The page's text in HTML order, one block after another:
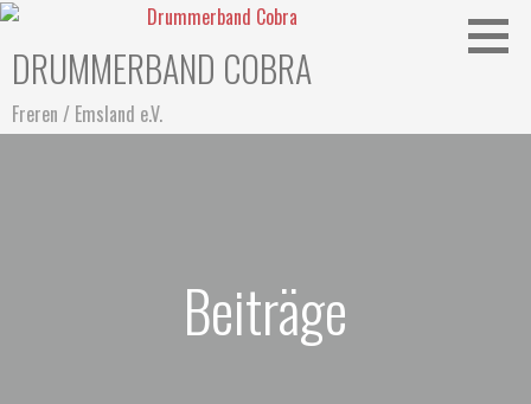
Zum
springen
DRUMMERBAND COBRA
Freren / Emsland e.V.
Beiträge